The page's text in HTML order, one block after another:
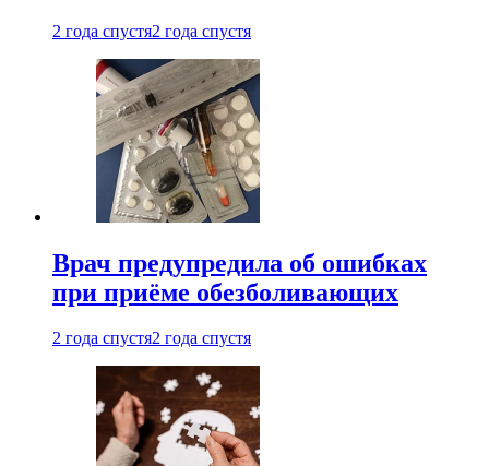
2 года спустя2 года спустя
Врач предупредила об ошибках
при приëме обезболивающих
2 года спустя2 года спустя